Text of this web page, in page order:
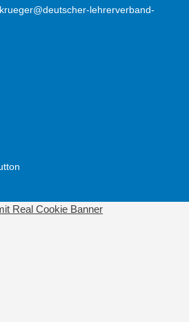
lehrerverband-
Real Cookie Banner